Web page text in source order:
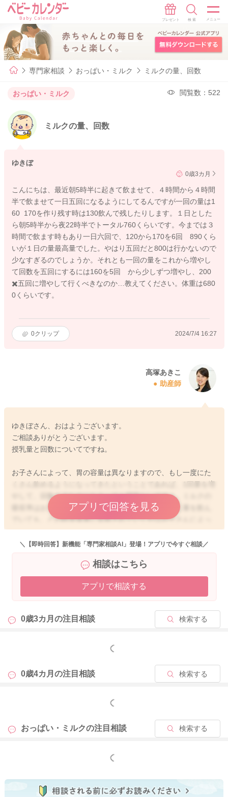
専門家相談 おっぱい・ミルク ミルクの量、回数
おっぱい・ミルク 閲覧数：522
ミルクの量、回数
ゆきぼ
0歳3カ月
こんにちは、最近朝5時半に起きて飲ませて、４時間から４時間
半で飲ませて一日五回になるようにしてるんですが一回の量は1
60 170を作り残す時は130飲んで残したりします。１日とした
ら朝5時半から夜22時半でトータル760くらいです。今までは３
時間で飲ます時もあり一日六回で、120から170を6回 890くら
いが１日の量最高量でした。やはり五回だと800は行かないので
少なすぎるのでしょうか。それとも一回の量をこれから増やし
て回数を五回にするには160を5回 から少しずつ増やし、200
✖️五回に増やして行くべきなのか…教えてください。体重は680
0くらいです。
0クリップ 2024/7/4 16:27
高塚あきこ
助産師
ゆきぼさん、おはようございます。
ご相談ありがとうございます。
授乳量と回数についてですね。
お子さんによって、胃の容量は異なりますので、もし一度にた
やして、回数を少なめになさっても問題ないですよ。ミルクの
吸収率はお子さんによっても個人差があるので、同じ量を飲ん
でいても、どの程度体重に反映されていくかはお子さんによっ
て異なります。ですので、トータルの量がある程度飲めていて
も、体重増加があまり見られなければ、哺乳量を増やしていく
しても、しっかりとお子さんの体重増加が見られているのであ
れば、お子さんなりの必要量は足りていることになります。で
すので、もしお子さんの胃の容量が大きくなってきて、一度に
いただくことは構いませんが、お子さんのおしっこが今まで通
りしっかり出ているか、体重増加は母子手帳の成長曲線に沿っ
評価なさっていただくといいと思いますよ。
アプリで回答を見る
＼【即時回答】新機能「専門家相談AI」登場！アプリで今すぐ相談／
相談はこちら
アプリで相談する
0歳3カ月の注目相談 検索する
もっと見る
0歳4カ月の注目相談 検索する
もっと見る
おっぱい・ミルクの注目相談 検索する
もっと見る